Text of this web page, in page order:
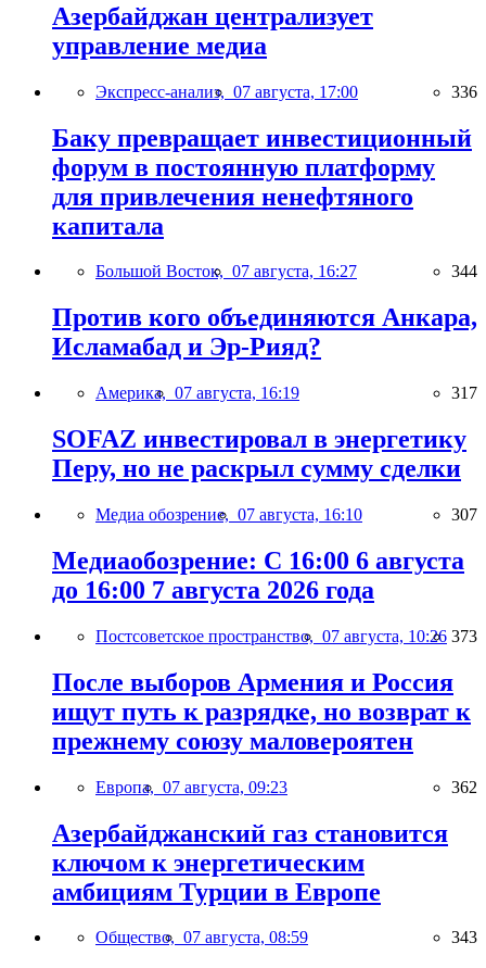
Азербайджан централизует
управление медиа
Экспресс-анализ, 07 августа, 17:00 336
Баку превращает инвестиционный
форум в постоянную платформу
для привлечения ненефтяного
капитала
Большой Восток, 07 августа, 16:27 344
Против кого объединяются Анкара,
Исламабад и Эр-Рияд?
Америка, 07 августа, 16:19 317
SOFAZ инвестировал в энергетику
Перу, но не раскрыл сумму сделки
Медиа обозрение, 07 августа, 16:10 307
Медиаобозрение: С 16:00 6 августа
до 16:00 7 августа 2026 года
Постсоветское пространство, 07 августа, 10:26 373
После выборов Армения и Россия
ищут путь к разрядке, но возврат к
прежнему союзу маловероятен
Европа, 07 августа, 09:23 362
Азербайджанский газ становится
ключом к энергетическим
амбициям Турции в Европе
Общество, 07 августа, 08:59 343